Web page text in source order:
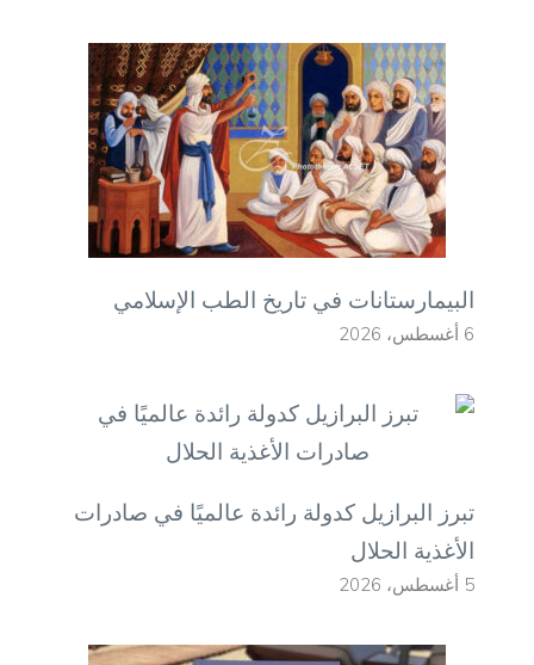
البيمارستانات في تاريخ الطب الإسلامي
6 أغسطس، 2026
تبرز البرازيل كدولة رائدة عالميًا في صادرات
الأغذية الحلال
5 أغسطس، 2026